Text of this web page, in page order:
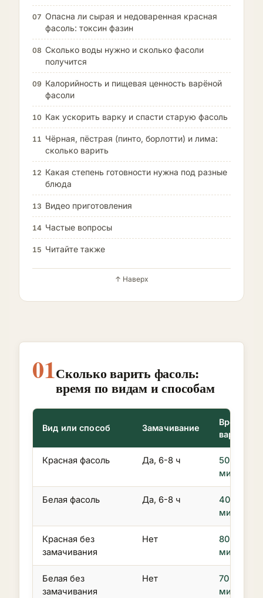
07 Опасна ли сырая и недоваренная красная
фасоль: токсин фазин
08 Сколько воды нужно и сколько фасоли
получится
09 Калорийность и пищевая ценность варёной
фасоли
10 Как ускорить варку и спасти старую фасоль
11 Чёрная, пёстрая (пинто, борлотти) и лима:
сколько варить
12 Какая степень готовности нужна под разные
блюда
13 Видео приготовления
14 Частые вопросы
15 Читайте также
↑ Наверх
01Сколько варить фасоль:
время по видам и способам
Вид или способ Замачивание
Время
варки
Красная фасоль Да, 6-8 ч
50-60
мин
Белая фасоль Да, 6-8 ч
40-50
мин
Красная без
замачивания
Нет
80-100
мин
Белая без
замачивания
Нет
70-90
мин